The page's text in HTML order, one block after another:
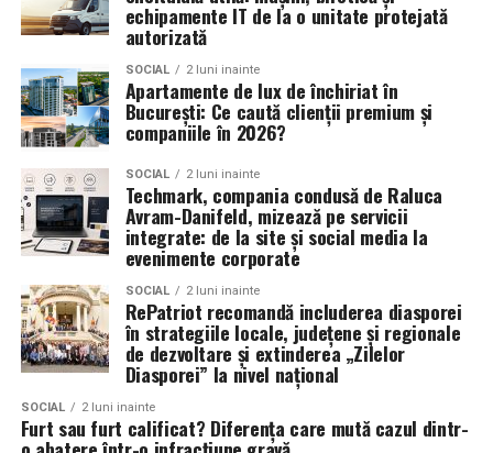
Manager producție: Iulia Cezara Roșu
Casting: ELEPHANT MEDIA
Realizat cu sprijinul:
Co-finanțatori:C&C HOUSE RESIDENCE, S&I BEST
CORPORATION WEB DESIGN, CLIMA FREON
Sponsori: CLINICA RMN TINERETULUI; CLINICA
IMAMED; OMV PETROM; MIKO BEAUTY PALACE;
ȘERBAN & ASOCIAȚII; ESTEEM BODY SCULPT & SPA;
PIZZERIA VOLARE; MERLIN’S; DOWNTOWN FITNESS
MATEI BASARAB; THE COFFEE HOUSE; CLAUMAR
PESCAR; UNIVERSITATEA DE ȘTIINȚE AGRONOMICE
ȘI MEDICINĂ VETERINARĂ BUCUREȘTI
nunti reusite. In 2026, accentul cade pe autenticitate,
energie si momentul live – elemente ce nu pot fi
recreate prin alte mijloace. Oformatie nunta
canta, ci creeaza emotii, aduna oamenii pe ringul de
dans si transforma o petrecere obisnuita intr-un
eveniment de neuitat.
Alegerea formatiei potrivite este una dintre cele mai
importante decizii ale mirilor si poate face diferenta
dintre o nunta frumoasa si una memorabila.
echipamente IT de la o unitate protejată
autorizată
SOCIAL 2 luni inainte
Apartamente de lux de închiriat în
București: Ce caută clienții premium și
companiile în 2026?
SOCIAL 2 luni inainte
Techmark, compania condusă de Raluca
Avram-Danifeld, mizează pe servicii
integrate: de la site și social media la
evenimente corporate
SOCIAL 2 luni inainte
RePatriot recomandă includerea diasporei
în strategiile locale, județene și regionale
de dezvoltare și extinderea „Zilelor
Diasporei” la nivel național
SOCIAL 2 luni inainte
Furt sau furt calificat? Diferența care mută cazul dintr-